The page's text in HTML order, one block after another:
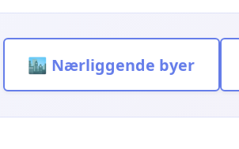
🏙️ Nærliggende byer